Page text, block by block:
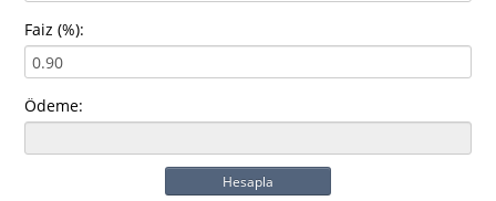
Faiz (%):
Ödeme:
Hesapla